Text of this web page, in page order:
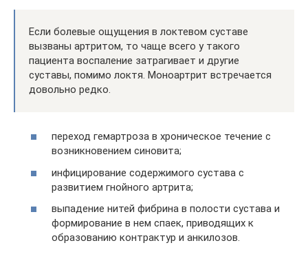
Если болевые ощущения в локтевом суставе
вызваны артритом, то чаще всего у такого
пациента воспаление затрагивает и другие
суставы, помимо локтя. Моноартрит встречается
довольно редко.
переход гемартроза в хроническое течение с
возникновением синовита;
инфицирование содержимого сустава с
развитием гнойного артрита;
выпадение нитей фибрина в полости сустава и
формирование в нем спаек, приводящих к
образованию контрактур и анкилозов.